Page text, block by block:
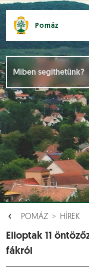
Pomáz
POMÁZ HÍREK
Elloptak 11
fákról
Események []
Dokumentumok [ ]
Aloldalak []